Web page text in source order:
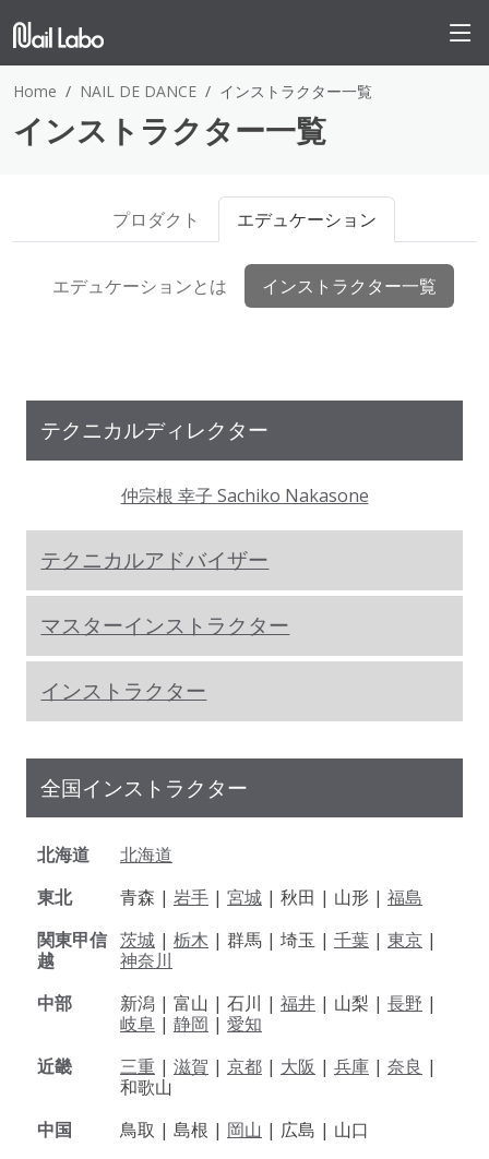
Home NAIL DE DANCE インストラクター一覧
インストラクター一覧
プロダクト エデュケーション
エデュケーションとは インストラクター一覧
テクニカルディレクター
仲宗根 幸子 Sachiko Nakasone
テクニカルアドバイザー
マスターインストラクター
インストラクター
全国インストラクター
北海道
北海道
東北
青森 | 岩手 | 宮城 | 秋田 | 山形 | 福島
関東甲信
越
茨城 | 栃木 | 群馬 | 埼玉 | 千葉 | 東京 |
神奈川
中部
新潟 | 富山 | 石川 | 福井 | 山梨 | 長野 |
岐阜 | 静岡 | 愛知
近畿
三重 | 滋賀 | 京都 | 大阪 | 兵庫 | 奈良 |
和歌山
中国
鳥取 | 島根 | 岡山 | 広島 | 山口